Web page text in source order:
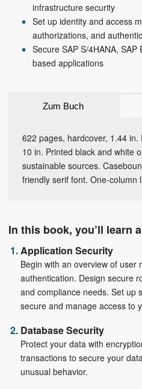
infrastructure security
Set up identity and access
authorizations, and
Secure SAP S/4HANA, SAP
based applications
Zum Buch
622 pages, hardcover, 1.44
10 in. Printed black and white
sustainable sources.
friendly serif font. One-column
In this book, you’ll learn
Application Security
Begin with an overview of user
authentication. Design secure
and compliance needs. Set up
secure and manage access to
Database Security
Protect your data with
transactions to secure your
unusual behavior.